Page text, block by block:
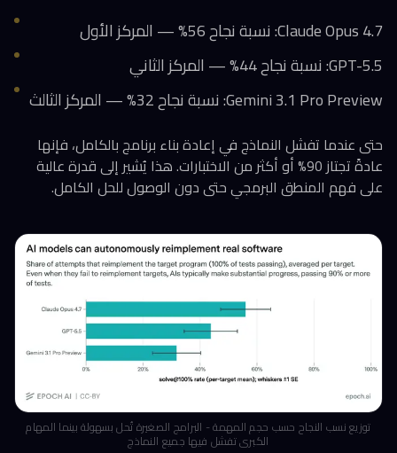
Claude Opus 4.7: نسبة نجاح 56% — المركز الأول
GPT-5.5: نسبة نجاح 44% — المركز الثاني
Gemini 3.1 Pro Preview: نسبة نجاح 32% — المركز الثالث
حتى عندما تفشل النماذج في إعادة بناء برنامج بالكامل، فإنها
عادةً تجتاز 90% أو أكثر من الاختبارات. هذا يُشير إلى قدرة عالية
على فهم المنطق البرمجي حتى دون الوصول للحل الكامل.
توزيع نسب النجاح حسب حجم المهمة - البرامج الصغيرة تُحل بسهولة بينما المهام
الكبرى تفشل فيها جميع النماذج